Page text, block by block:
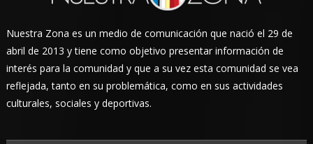
Nuestra Zona es un medio de comunicación que nació el 29 de
abril de 2013 y tiene como objetivo presentar información de
interés para la comunidad y que a su vez esta comunidad se vea
reflejada, tanto en su problemática, como en sus actividades
culturales, sociales y deportivas.